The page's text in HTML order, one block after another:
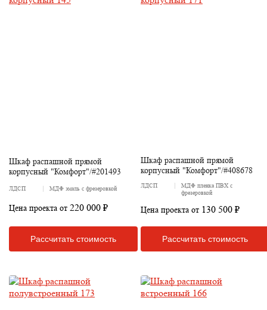
Шкаф распашной прямой
корпусный "Комфорт"/#201493
ЛДСП МДФ эмаль с фрезеровкой
Цена проекта от 220 000 ₽
Рассчитать стоимость
Шкаф распашной прямой
корпусный "Комфорт"/#408678
ЛДСП
МДФ пленка ПВХ с
фрезеровкой
Цена проекта от 130 500 ₽
Рассчитать стоимость